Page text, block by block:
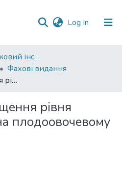
Log In (current)
Навчально-науковий інститут економіки, управління, права та інформаційних технологій
Фахові видання
Напрями підвищення рівня інтенсифікації на плодоовочевому ринку
рівня
плодоовочевому